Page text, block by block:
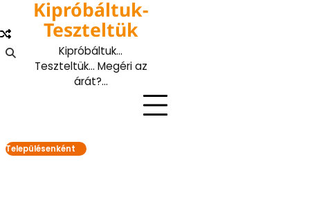
content
Kipróbáltuk-
Teszteltük
Kipróbáltuk…
Teszteltük… Megéri az
árát?…
Településenként